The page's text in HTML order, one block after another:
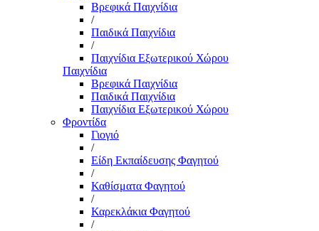
Βρεφικά Παιχνίδια
/
Παιδικά Παιχνίδια
/
Παιχνίδια Εξωτερικού Χώρου
Παιχνίδια
Βρεφικά Παιχνίδια
Παιδικά Παιχνίδια
Παιχνίδια Εξωτερικού Χώρου
Φροντίδα
Γιογιό
/
Είδη Εκπαίδευσης Φαγητού
/
Καθίσματα Φαγητού
/
Καρεκλάκια Φαγητού
/